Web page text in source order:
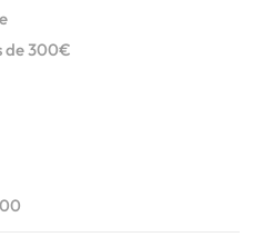
de 300€